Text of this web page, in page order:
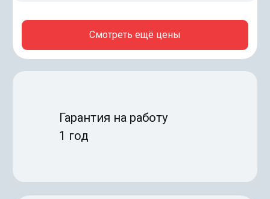
Смотреть ещё цены
Гарантия на работу
1 год